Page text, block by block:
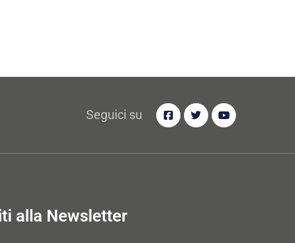
Seguici su
alla Newsletter